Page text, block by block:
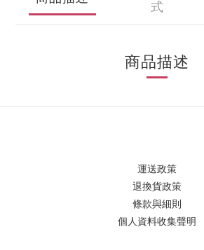
式
商品描述
運送政策
退換貨政策
條款與細則
個人資料收集聲明